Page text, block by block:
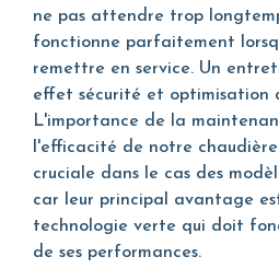
ne pas attendre trop
fonctionne parfaitement
remettre en service. Un
effet sécurité et optimisation
L'importance de la
l'efficacité de notre
cruciale dans le cas des
car leur principal avantage
technologie verte qui doit
de ses performances.